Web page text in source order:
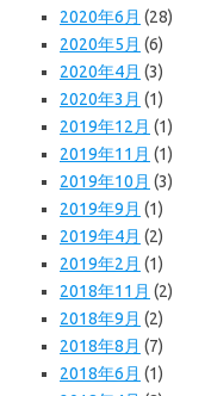
2020年6月 (28)
2020年5月 (6)
2020年4月 (3)
2020年3月 (1)
2019年12月 (1)
2019年11月 (1)
2019年10月 (3)
2019年9月 (1)
2019年4月 (2)
2019年2月 (1)
2018年11月 (2)
2018年9月 (2)
2018年8月 (7)
2018年6月 (1)